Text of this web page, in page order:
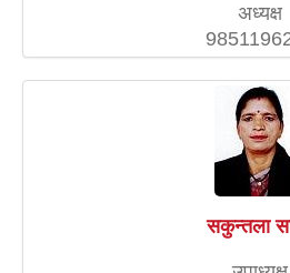
अध्यक्ष
सकुन्तला